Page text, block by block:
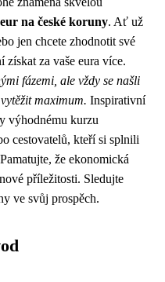
na české koruny. Ať už
jen chcete zhodnotit své
získat za vaše eura více.
fázemi, ale vždy se našli
maximum. Inspirativní
výhodnému kurzu
cestovatelů, kteří si splnili
že ekonomická
příležitosti. Sledujte
ve svůj prospěch.